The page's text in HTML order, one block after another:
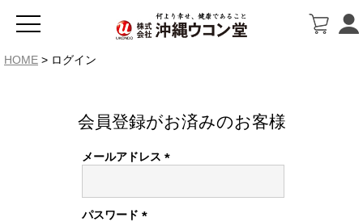
HOME ログイン
会員登録がお済みのお客様
メールアドレス
パスワード